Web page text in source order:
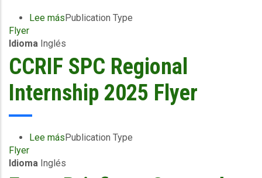
Lee mássobre
SPC
Undergraduate
Scholarship
2025
Flyer
Publication Type
Flyer
Idioma Inglés
CCRIF SPC Regional
Internship 2025 Flyer
Lee mássobre
SPC
Publication Type
Flyer
Idioma Inglés